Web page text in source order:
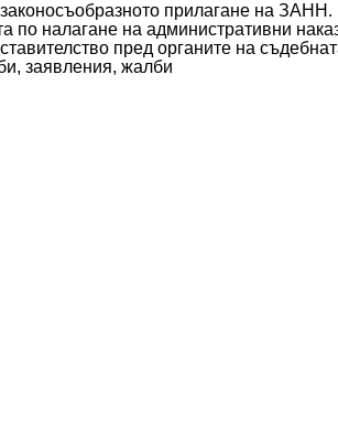
прилагане на
по налагане на административни
пред органите на
заявления, жалби